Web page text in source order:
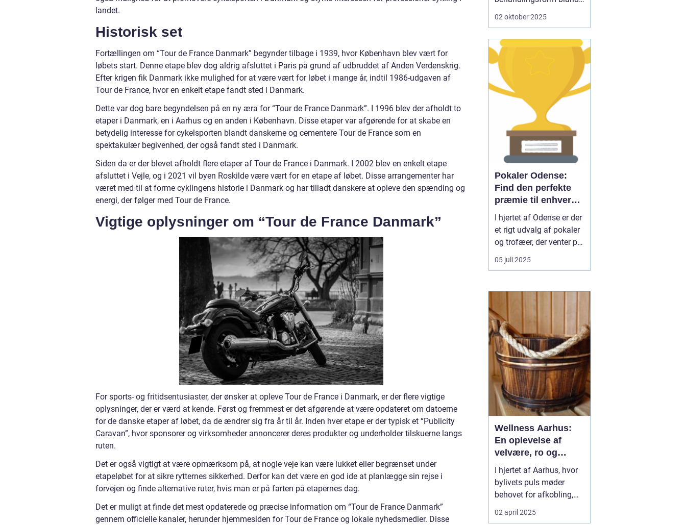
landet.
Historisk set
Fortællingen om “Tour de France Danmark” begynder tilbage i 1939, hvor København blev vært for
løbets start. Denne etape blev dog aldrig afsluttet i Paris på grund af udbruddet af Anden Verdenskrig.
Efter krigen fik Danmark ikke mulighed for at være vært for løbet i mange år, indtil 1986-udgaven af
Tour de France, hvor en enkelt etape fandt sted i Danmark.
Dette var dog bare begyndelsen på en ny æra for “Tour de France Danmark”. I 1996 blev der afholdt to
etaper i Danmark, en i Aarhus og en anden i København. Disse etaper var afgørende for at skabe en
betydelig interesse for cykelsporten blandt danskerne og cementere Tour de France som en
spektakulær begivenhed, der også fandt sted i Danmark.
Siden da er der blevet afholdt flere etaper af Tour de France i Danmark. I 2002 blev en enkelt etape
afsluttet i Vejle, og i 2021 vil byen Roskilde være vært for en etape af løbet. Disse arrangementer har
været med til at forme cyklingens historie i Danmark og har tilladt danskere at opleve den spænding og
energi, der følger med Tour de France.
Vigtige oplysninger om “Tour de France Danmark”
For sports- og fritidsentusiaster, der ønsker at opleve Tour de France i Danmark, er der flere vigtige
oplysninger, der er værd at kende. Først og fremmest er det afgørende at være opdateret om datoerne
for de danske etaper af løbet, da de ændrer sig fra år til år. Inden hver etape er der typisk et “Publicity
Caravan”, hvor sponsorer og virksomheder annoncerer deres produkter og underholder tilskuerne langs
ruten.
Det er også vigtigt at være opmærksom på, at nogle veje kan være lukket eller begrænset under
etapeløbet for at sikre rytternes sikkerhed. Derfor kan det være en god ide at planlægge sin rejse i
forvejen og finde alternative ruter, hvis man er på farten på etapernes dag.
Det er muligt at finde det mest opdaterede og præcise information om “Tour de France Danmark”
gennem officielle kanaler, herunder hjemmesiden for Tour de France og lokale nyhedsmedier. Disse
både motionister og
bevidsthed om kroppens
sundhed og
genopretning vælger
mange at investere i
sportsmassage som en
integreret del af ...
02 oktober 2025
Pokaler Odense:
Find den perfekte
præmie til enhver
begivenhed
I hjertet af Odense er der
et rigt udvalg af pokaler
og trofæer, der venter på
at blive opdaget. Uanset
om du planlægger en
skolekonkurrence eller
Odense utallige
muligheder for at finde
p...
05 juli 2025
Wellness Aarhus:
En oplevelse af
velvære, ro og
afslapning
I hjertet af Aarhus, hvor
bylivets puls møder
behovet for afkobling,
åbner en verden af
velvære sig op.
02 april 2025